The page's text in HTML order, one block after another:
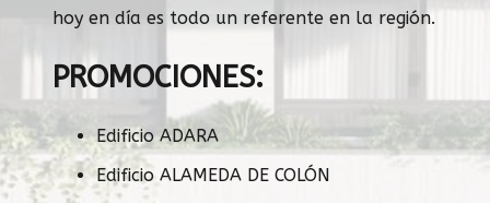
hoy en día es todo un referente en la región.
PROMOCIONES:
Edificio ADARA
Edificio ALAMEDA DE COLÓN